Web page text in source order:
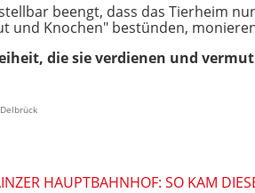
beengt, dass das Tierheim
und Knochen" bestünden,
die sie verdienen und
HAUPTBAHNHOF: SO KAM